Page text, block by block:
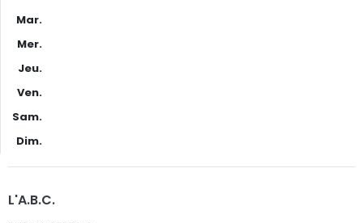
Mar.
Mer.
Jeu.
Ven.
Sam.
Dim.
L'A.B.C.